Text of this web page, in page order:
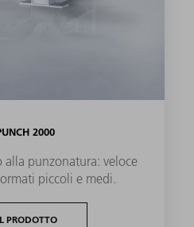
2000
alla punzonatura: veloce
piccoli e medi.
PRODOTTO